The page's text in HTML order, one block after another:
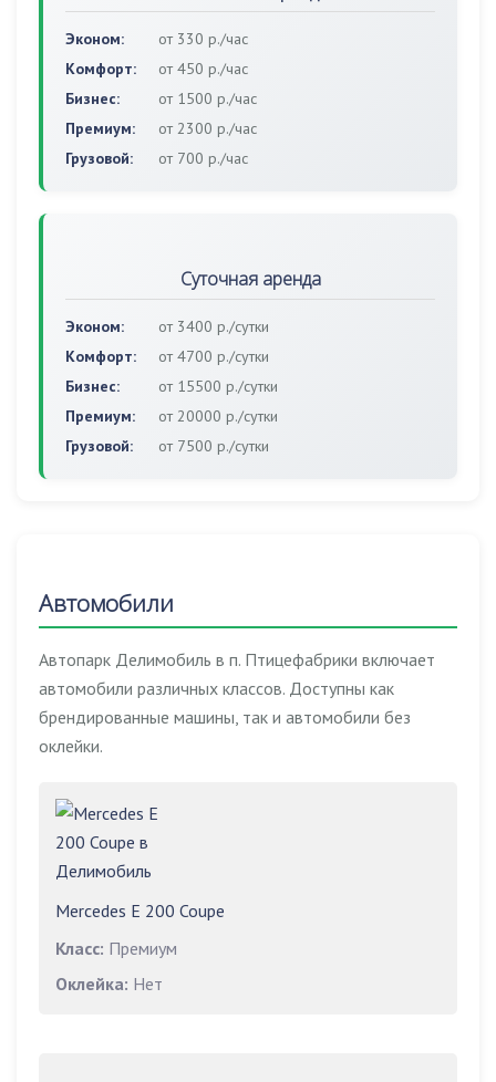
Эконом:
от 330 р./час
Комфорт:
от 450 р./час
Бизнес:
от 1500 р./час
Премиум:
от 2300 р./час
Грузовой:
от 700 р./час
Суточная аренда
Эконом:
от 3400 р./сутки
Комфорт:
от 4700 р./сутки
Бизнес:
от 15500 р./сутки
Премиум:
от 20000 р./сутки
Грузовой:
от 7500 р./сутки
Автомобили
Автопарк Делимобиль в п. Птицефабрики включает
автомобили различных классов. Доступны как
брендированные машины, так и автомобили без
оклейки.
Mercedes E 200 Coupe
Класс: Премиум
Оклейка: Нет